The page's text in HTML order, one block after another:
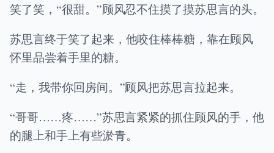
笑了笑，“很甜。”顾风忍不住摸了摸苏思言的头。
苏思言终于笑了起来，他咬住棒棒糖，靠在顾风
怀里品尝着手里的糖。
“走，我带你回房间。”顾风把苏思言拉起来。
“哥哥……疼……”苏思言紧紧的抓住顾风的手，他
的腿上和手上有些淤青。